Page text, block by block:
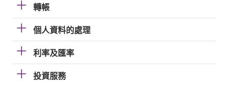
轉帳
個人資料的處理
利率及匯率
投資服務